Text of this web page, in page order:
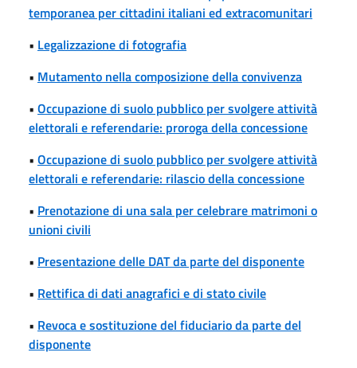
temporanea per cittadini italiani ed extracomunitari
• Legalizzazione di fotografia
• Mutamento nella composizione della convivenza
• Occupazione di suolo pubblico per svolgere attività
elettorali e referendarie: proroga della concessione
• Occupazione di suolo pubblico per svolgere attività
elettorali e referendarie: rilascio della concessione
• Prenotazione di una sala per celebrare matrimoni o
unioni civili
• Presentazione delle DAT da parte del disponente
• Rettifica di dati anagrafici e di stato civile
• Revoca e sostituzione del fiduciario da parte del
disponente